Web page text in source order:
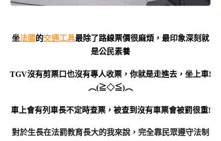
坐法國的交通工具最除了路線票價很麻煩，最印象深刻就
是公民素養
TGV沒有剪票口也沒有專人收票，你就是走進去，坐上車!
︵(≧◇≦)︵
車上會有列車長不定時查票，被查到沒有車票會被罰很重!
對於生長在法罰教育長大的我來說，完全靠民眾遵守法制